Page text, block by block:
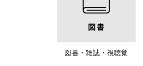
図書・雑誌・視聴覚